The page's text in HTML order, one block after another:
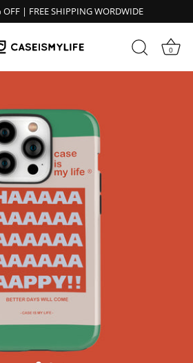
OFF | FREE SHIPPING WORDWIDE
0